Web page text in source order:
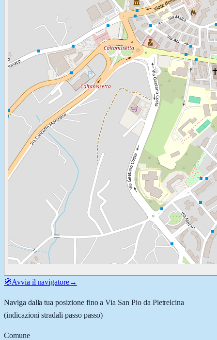
🧭Avvia il navigatore→
Naviga dalla tua posizione fino aVia San Pio da Pietrelcina
(indicazioni stradali passo passo)
Comune